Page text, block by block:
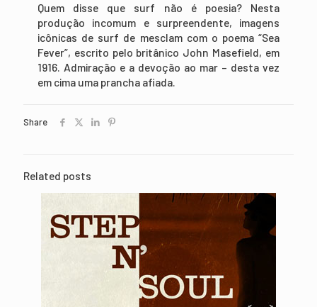
Quem disse que surf não é poesia? Nesta
produção incomum e surpreendente, imagens
icônicas de surf de mesclam com o poema “Sea
Fever”, escrito pelo britânico John Masefield, em
1916. Admiração e a devoção ao mar – desta vez
em cima uma prancha afiada.
Share
Related posts